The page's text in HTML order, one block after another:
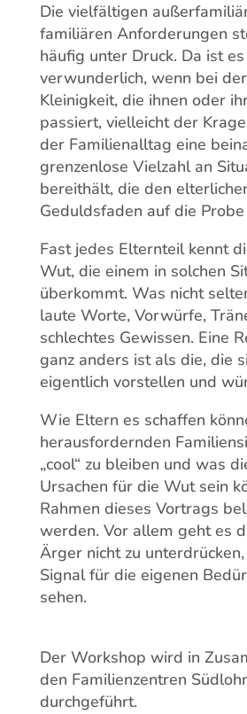
Die vielfältigen
familiären Anforderungen
häufig unter Druck. Da ist
verwunderlich, wenn bei
Kleinigkeit, die ihnen oder
passiert, vielleicht der
der Familienalltag eine
grenzenlose Vielzahl an
bereithält, die den
Geduldsfaden auf die
Fast jedes Elternteil kennt
Wut, die einem in solchen
überkommt. Was nicht
laute Worte, Vorwürfe,
schlechtes Gewissen. Eine
ganz anders ist als die, die
eigentlich vorstellen und
Wie Eltern es schaffen
herausfordernden
„cool“ zu bleiben und was
Ursachen für die Wut sein
Rahmen dieses Vortrags
werden. Vor allem geht es
Ärger nicht zu
Signal für die eigenen
sehen.
Der Workshop wird in
den Familienzentren
durchgeführt.